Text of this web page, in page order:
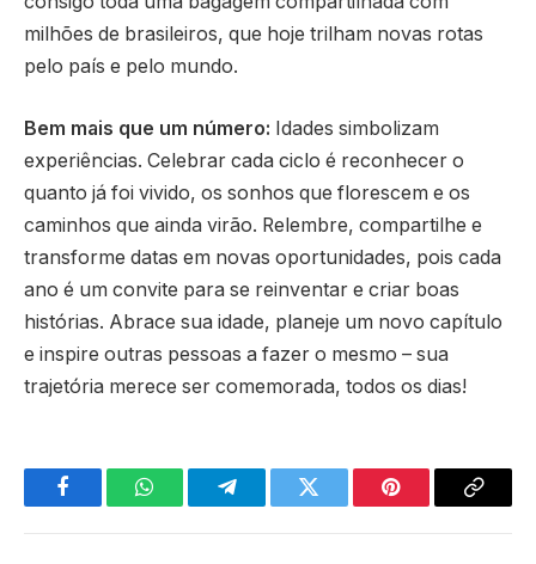
milhões de brasileiros, que hoje trilham novas rotas
pelo país e pelo mundo.
Bem mais que um número: Idades simbolizam
experiências. Celebrar cada ciclo é reconhecer o
quanto já foi vivido, os sonhos que florescem e os
caminhos que ainda virão. Relembre, compartilhe e
transforme datas em novas oportunidades, pois cada
ano é um convite para se reinventar e criar boas
histórias. Abrace sua idade, planeje um novo capítulo
e inspire outras pessoas a fazer o mesmo – sua
trajetória merece ser comemorada, todos os dias!
FacebookWhatsAppTelegramTwitter Pinterest Copy